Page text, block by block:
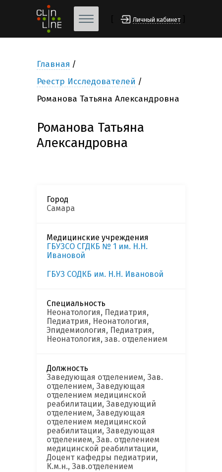
Личный кабинет
Главная
Реестр Исследователей
Романова Татьяна Александровна
Романова Татьяна
Александровна
Город
Самара
Медицинские учреждения
ГБУЗСО СГДКБ № 1 им. Н.Н.
Ивановой
ГБУЗ СОДКБ им. Н.Н. Ивановой
Специальность
Неонатология, Педиатрия,
Педиатрия, Неонатология,
Эпидемиология, Педиатрия,
Неонатология, зав. отделением
Должность
Заведующая отделением, Зав.
отделением, Заведующая
отделением медицинской
реабилитации, Заведующий
отделением, Заведующая
отделением медицинской
реабилитации, Заведующая
отделением, Зав. отделением
медицинской реабилитации,
Доцент кафедры педиатрии,
К.м.н., Зав.отделением